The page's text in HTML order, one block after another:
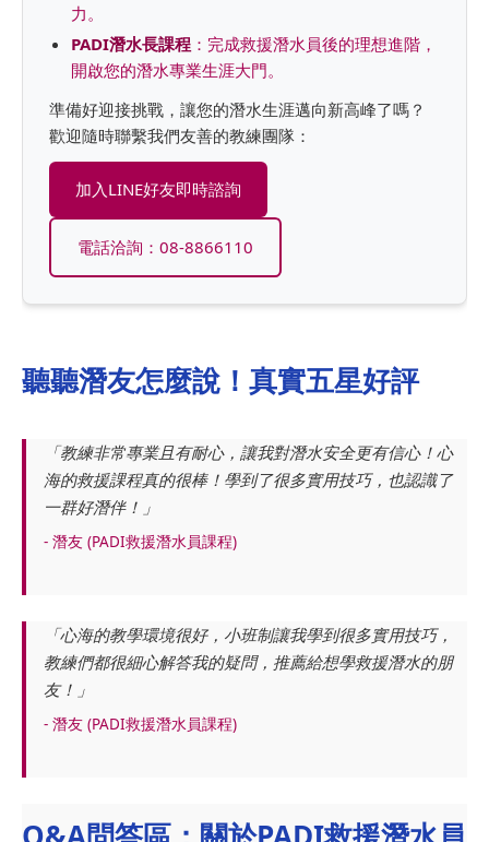
力。
PADI潛水長課程 ：完成救援潛水員後的理想進階，
開啟您的潛水專業生涯大門。
準備好迎接挑戰，讓您的潛水生涯邁向新高峰了嗎？
歡迎隨時聯繫我們友善的教練團隊：
加入LINE好友即時諮詢
電話洽詢：08-8866110
聽聽潛友怎麼說！真實五星好評
「教練非常專業且有耐心，讓我對潛水安全更有信心！心
海的救援課程真的很棒！學到了很多實用技巧，也認識了
一群好潛伴！」
- 潛友 (PADI救援潛水員課程)
「心海的教學環境很好，小班制讓我學到很多實用技巧，
教練們都很細心解答我的疑問，推薦給想學救援潛水的朋
友！」
- 潛友 (PADI救援潛水員課程)